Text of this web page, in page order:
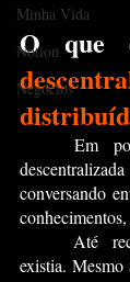
Minha Vida
Notion
Negócios
O que
Em
conversando
existia.